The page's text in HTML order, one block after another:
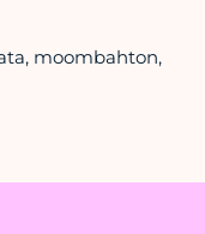
moombahton,